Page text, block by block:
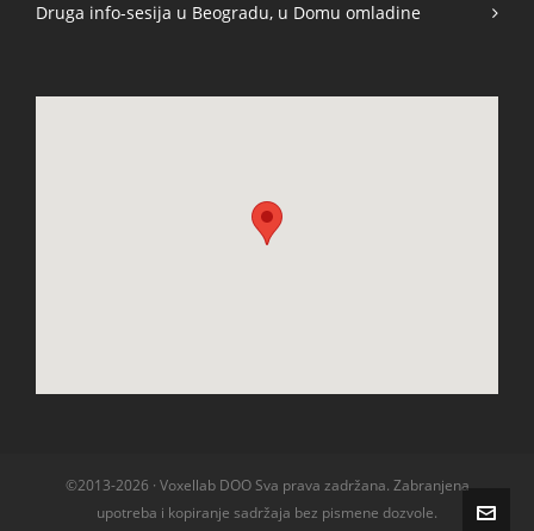
Druga info-sesija u Beogradu, u Domu omladine
©2013-2026 · Voxellab DOO Sva prava zadržana. Zabranjena
upotreba i kopiranje sadržaja bez pismene dozvole.